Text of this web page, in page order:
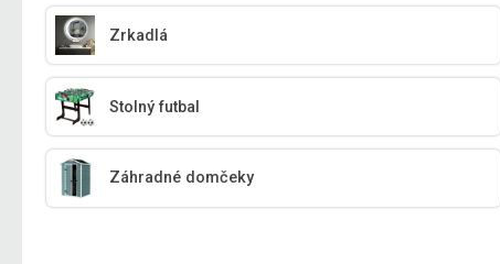
Zrkadlá
Stolný futbal
Záhradné domčeky